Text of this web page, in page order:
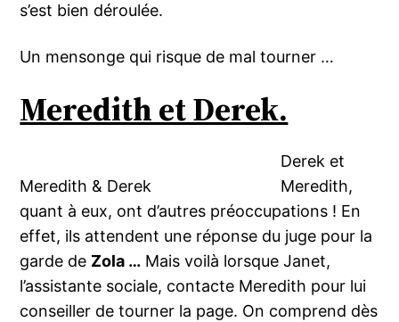
s’est bien déroulée.
Un mensonge qui risque de mal tourner …
Meredith et Derek.
Meredith & Derek
Derek et
Meredith,
quant à eux, ont d’autres préoccupations ! En
effet, ils attendent une réponse du juge pour la
garde de Zola … Mais voilà lorsque Janet,
l’assistante sociale, contacte Meredith pour lui
conseiller de tourner la page. On comprend dès